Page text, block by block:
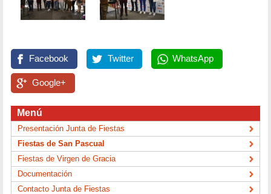
Facebook Twitter WhatsApp
Google+
Menú
Presentación Junta de Fiestas
Fiestas de San Pascual
Fiestas de Virgen de Gracia
Documentación
Contacto Junta de Fiestas